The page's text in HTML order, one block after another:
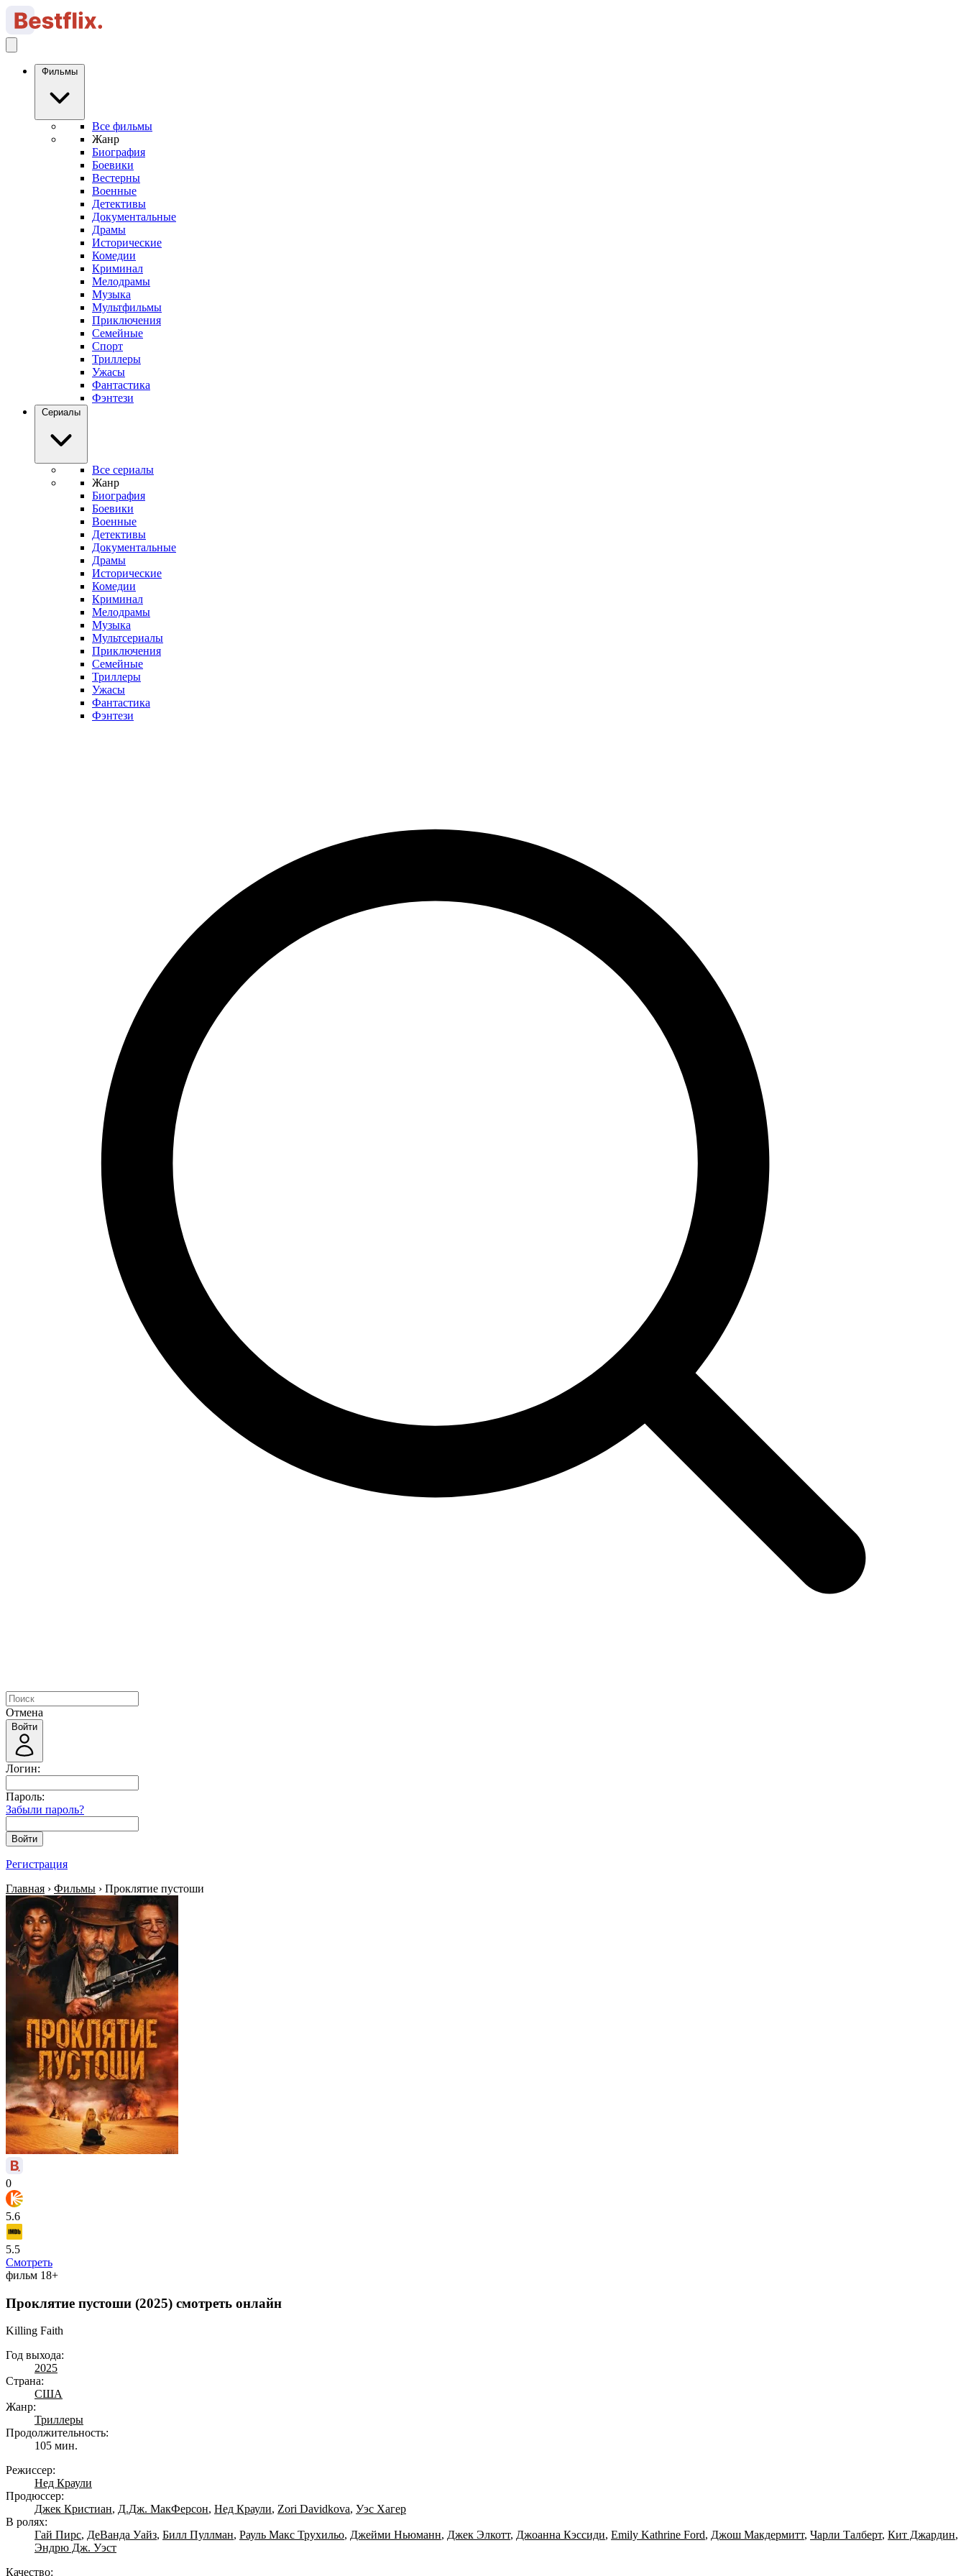
Фильмы
Все фильмы
Жанр
Биография
Боевики
Вестерны
Военные
Детективы
Документальные
Драмы
Исторические
Комедии
Криминал
Мелодрамы
Музыка
Мультфильмы
Приключения
Семейные
Спорт
Триллеры
Ужасы
Фантастика
Фэнтези
Сериалы
Все сериалы
Жанр
Биография
Боевики
Военные
Детективы
Документальные
Драмы
Исторические
Комедии
Криминал
Мелодрамы
Музыка
Мультсериалы
Приключения
Семейные
Триллеры
Ужасы
Фантастика
Фэнтези
Отмена
Войти
Логин:
Пароль:
Забыли пароль?
Войти
Регистрация
Главная › Фильмы › Проклятие пустоши
0
5.6
5.5
Смотреть
фильм 18+
Проклятие пустоши (2025) смотреть онлайн
Killing Faith
Год выхода:
2025
Страна:
США
Жанр:
Триллеры
Продолжительность:
105 мин.
Режиссер:
Нед Краули
Продюссер:
Джек Кристиан, Д.Дж. МакФерсон, Нед Краули, Zori Davidkova, Уэс Хагер
В ролях:
Гай Пирс, ДеВанда Уайз, Билл Пуллман, Рауль Макс Трухильо, Джейми Ньюманн, Джек Элкотт, Джоанна Кэссиди, Emily Kathrine Ford, Джош Макдермитт, Чарли Талберт, Кит Джардин,
Эндрю Дж. Уэст
Качество: